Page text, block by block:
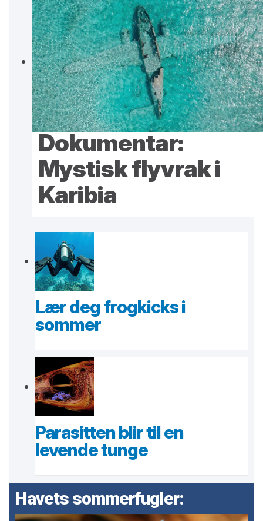
Dokumentar:
Mystisk flyvrak i
Karibia
Lær deg frogkicks i
sommer
Parasitten blir til en
levende tunge
Havets sommerfugler: